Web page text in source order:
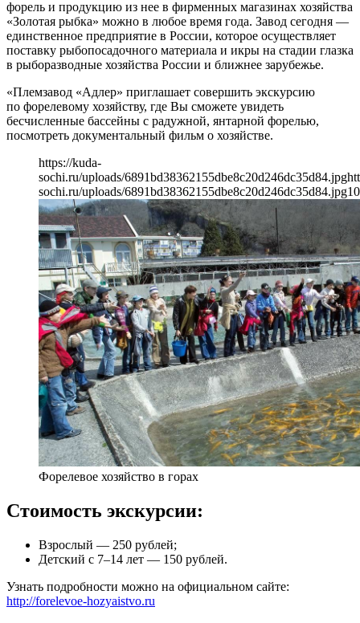
форель и продукцию из нее в фирменных магазинах хозяйства
«Золотая рыбка» можно в любое время года. Завод сегодня —
единственное предприятие в России, которое осуществляет
поставку рыбопосадочного материала и икры на стадии глазка
в рыборазводные хозяйства России и ближнее зарубежье.
«Племзавод «Адлер» приглашает совершить экскурсию
по форелевому хозяйству, где Вы сможете увидеть
бесчисленные бассейны с радужной, янтарной форелью,
посмотреть документальный фильм о хозяйстве.
https://kuda-
sochi.ru/uploads/6891bd38362155dbe8c20d246dc35d84.jpg
sochi.ru/uploads/6891bd38362155dbe8c20d246dc35d84.jpg
Форелевое хозяйство в горах
Стоимость экскурсии:
Взрослый — 250 рублей;
Детский с 7–14 лет — 150 рублей.
Узнать подробности можно на официальном сайте:
http://forelevoe-hozyaistvo.ru